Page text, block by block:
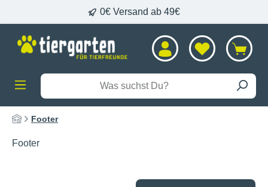
0€ Versand ab 49€
Footer
Footer